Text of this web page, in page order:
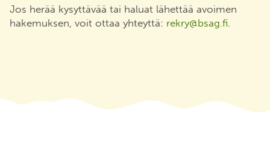
Jos herää kysyttävää tai haluat lähettää avoimen
hakemuksen, voit ottaa yhteyttä: rekry@bsag.fi.